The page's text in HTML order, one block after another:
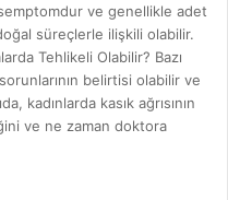
semptomdur ve genellikle adet
süreçlerle ilişkili olabilir.
Tehlikeli Olabilir? Bazı
belirtisi olabilir ve
kadınlarda kasık ağrısının
ve ne zaman doktora